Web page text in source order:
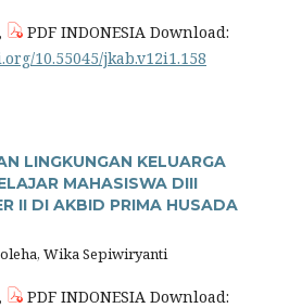
PDF INDONESIA Download:
10.55045/jkab.v12i1.158
LINGKUNGAN KELUARGA
MAHASISWA DIII
II DI AKBID PRIMA HUSADA
Wika Sepiwiryanti
PDF INDONESIA Download: